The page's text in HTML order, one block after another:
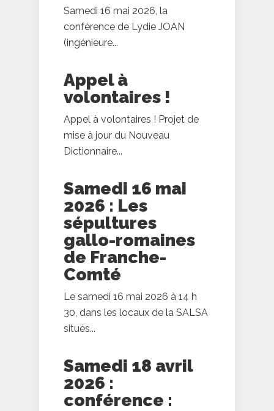
Samedi 16 mai 2026, la
conférence de Lydie JOAN
(ingénieure...
Appel à
volontaires !
Appel à volontaires ! Projet de
mise à jour du Nouveau
Dictionnaire...
Samedi 16 mai
2026 : Les
sépultures
gallo-romaines
de Franche-
Comté
Le samedi 16 mai 2026 à 14 h
30, dans les locaux de la SALSA
situés...
Samedi 18 avril
2026 :
conférence :